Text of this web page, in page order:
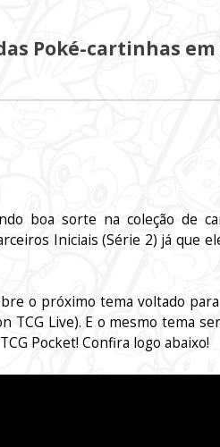
Poké-cartinhas
boa sorte na coleção de
Iniciais (Série 2) já que
o próximo tema voltado
TCG Live). E o mesmo tema
Pocket! Confira logo abaixo!